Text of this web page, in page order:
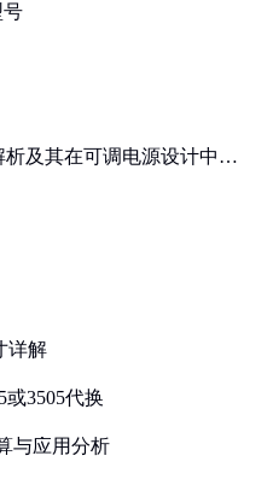
号
析及其在可调电源设计中的
详解
或3505代换
与应用分析